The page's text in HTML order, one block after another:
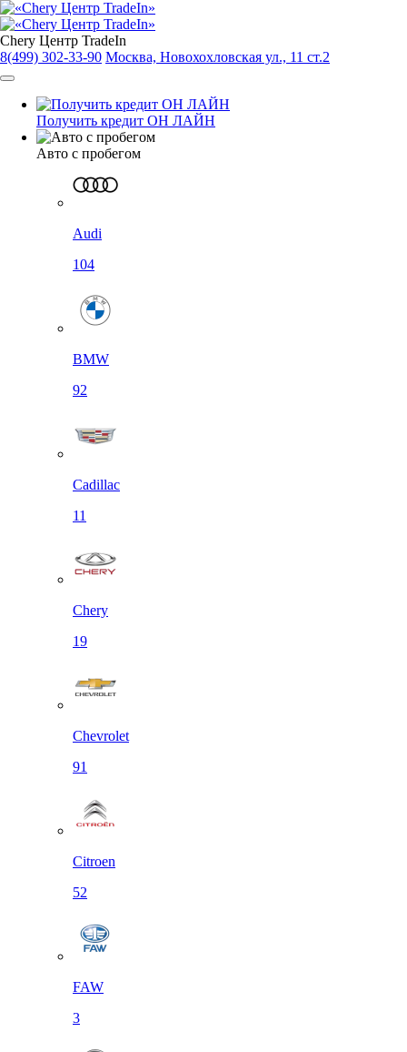
Chery Центр TradeIn
8(499) 302-33-90 Москва, Новохохловская ул., 11 ст.2
Получить кредит ОН ЛАЙН
Авто с пробегом
Audi
104
BMW
92
Cadillac
11
Chery
19
Chevrolet
91
Citroen
52
FAW
3